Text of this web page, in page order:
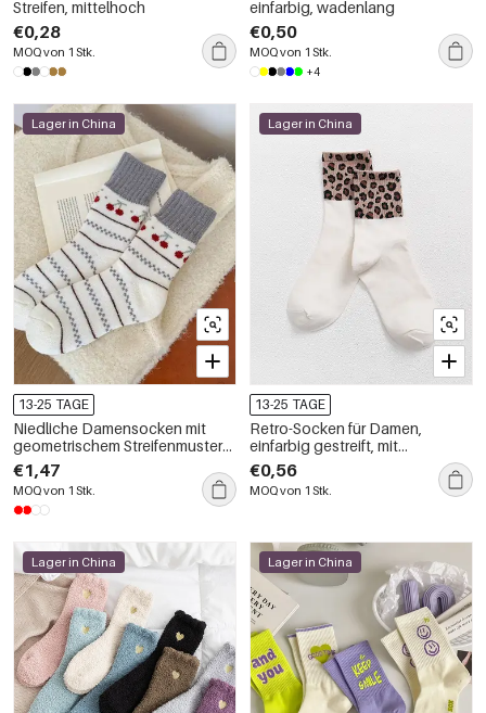
Streifen, mittelhoch
€0,28
MOQ von 1 Stk.
einfarbig, wadenlang
€0,50
MOQ von 1 Stk.
+4
Lager in China
13-25 TAGE
Niedliche Damensocken mit
geometrischem Streifenmuster
und Weihnachtsmotiv,
wadenlang
€1,47
MOQ von 1 Stk.
Lager in China
13-25 TAGE
Retro-Socken für Damen,
einfarbig gestreift, mit
Leopardenmuster, mittelhoch
€0,56
MOQ von 1 Stk.
Lager in China Lager in China